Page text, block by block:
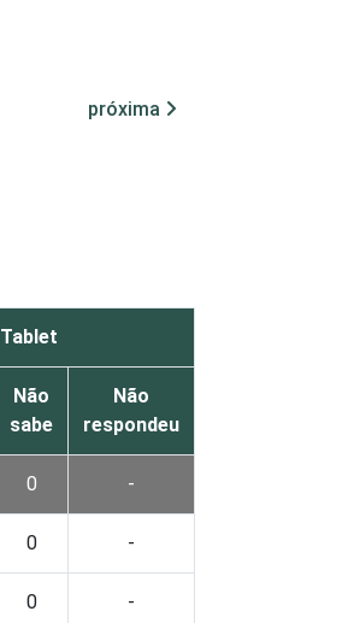
próxima
Tablet
Não
sabe
Não
respondeu
0 -
0 -
0 -